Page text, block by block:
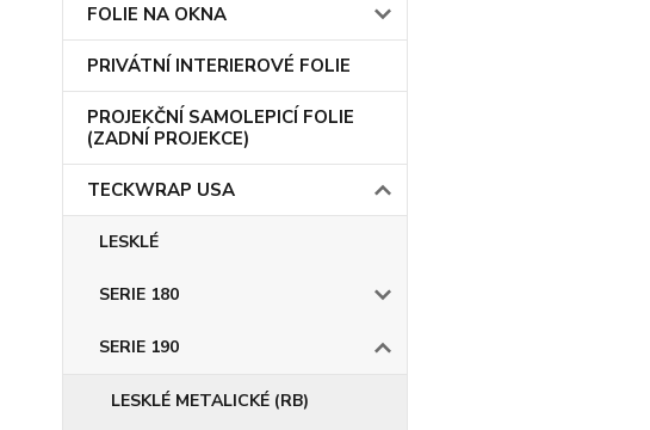
FOLIE NA OKNA
PRIVÁTNÍ INTERIEROVÉ FOLIE
PROJEKČNÍ SAMOLEPICÍ FOLIE
(ZADNÍ PROJEKCE)
TECKWRAP USA
LESKLÉ
SERIE 180
SERIE 190
LESKLÉ METALICKÉ (RB)